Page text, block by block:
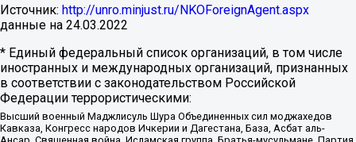
Источник: http://unro.minjust.ru/NKOForeignAgent.aspx
данные на 24.03.2022
* Единый федеральный список организаций, в том числе
иностранных и международных организаций, признанных
в соответствии с законодательством Российской
Федерации террористическими:
Высший военный Маджлисуль Шура Объединенных сил моджахедов
Кавказа, Конгресс народов Ичкерии и Дагестана, База, Асбат аль-